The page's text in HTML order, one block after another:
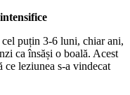
cel puțin 3-6 luni, chiar ani,
ca însăși o boală. Acest
ce leziunea s-a vindecat